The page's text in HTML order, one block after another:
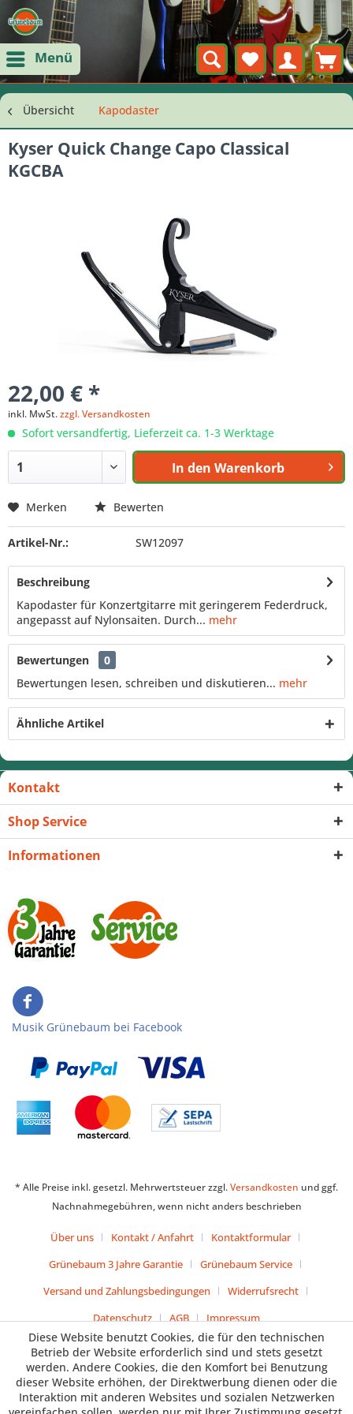
Menü
Übersicht Kapodaster
Kyser Quick Change Capo Classical
KGCBA
22,00 € *
inkl. MwSt.zzgl. Versandkosten
Sofort versandfertig, Lieferzeit ca. 1-3 Werktage
In den Warenkorb
Merken Bewerten
Artikel-Nr.: SW12097
Beschreibung
Kapodaster für Konzertgitarre mit geringerem Federdruck,
angepasst auf Nylonsaiten. Durch... mehr
Bewertungen
0
Bewertungen lesen, schreiben und diskutieren... mehr
Ähnliche Artikel
Kontakt
Shop Service
Informationen
Musik Grünebaum bei Facebook
* Alle Preise inkl. gesetzl. Mehrwertsteuer zzgl.Versandkosten und ggf.
Nachnahmegebühren, wenn nicht anders beschrieben
Über uns Kontakt / Anfahrt
Kontaktformular
Grünebaum 3 Jahre Garantie
Grünebaum Service
Versand und Zahlungsbedingungen
Widerrufsrecht
Datenschutz
AGB Impressum
Diese Website benutzt Cookies, die für den technischen
Betrieb der Website erforderlich sind und stets gesetzt
werden. Andere Cookies, die den Komfort bei Benutzung
dieser Website erhöhen, der Direktwerbung dienen oder die
Interaktion mit anderen Websites und sozialen Netzwerken